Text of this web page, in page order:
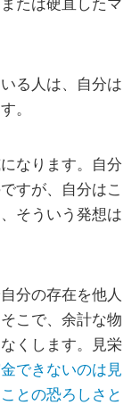
たは硬直したマ
る人は、自分は
。
なります。自分
すが、自分はこ
そういう発想は
分の存在を他人
こで、余計な物
くします。見栄
できないのは見
との恐ろしさと